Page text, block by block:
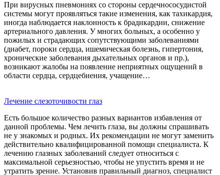
При вирусных пневмониях со стороны сердечнососудистой
системы могут проявляться такие изменения, как тахикардия,
иногда наблюдается наклонность к брадикардии, снижение
артериального давления. У многих больных, а особенно у
пожилых и страдающих сопутствующими заболеваниями
(диабет, пороки сердца, ишемическая болезнь, гипертония,
хронические заболевания дыхательных органов и пр.),
возникают жалобы на появление неприятных ощущений в
области сердца, сердцебиения, учащение…
Лечение слезоточивости глаз
Есть большое количество разных вариантов избавления от
данной проблемы. Чем лечить глаза, вы должны спрашивать
не у знакомых и родных. Их рекомендации не могут заменить
действительно квалифицированной помощи специалиста. К
лечению глазных заболеваний следует относиться с
максимальной серьезностью, чтобы не упустить время и не
утратить зрение. Установив правильный диагноз, специалист